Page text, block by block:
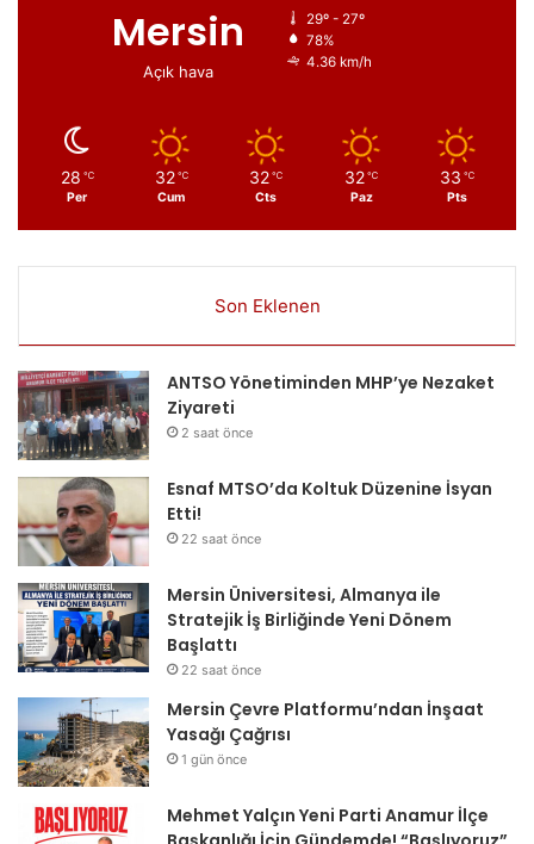
Mersin
Açık hava
29º - 27º
78%
4.36 km/h
28 ℃
Per
32 ℃
Cum
32 ℃
Cts
32 ℃
Paz
33 ℃
Pts
Son Eklenen
ANTSO Yönetiminden MHP’ye Nezaket
Ziyareti
2 saat önce
Esnaf MTSO’da Koltuk Düzenine İsyan
Etti!
22 saat önce
Mersin Üniversitesi, Almanya ile
Stratejik İş Birliğinde Yeni Dönem
Başlattı
22 saat önce
Mersin Çevre Platformu’ndan İnşaat
Yasağı Çağrısı
1 gün önce
Mehmet Yalçın Yeni Parti Anamur İlçe